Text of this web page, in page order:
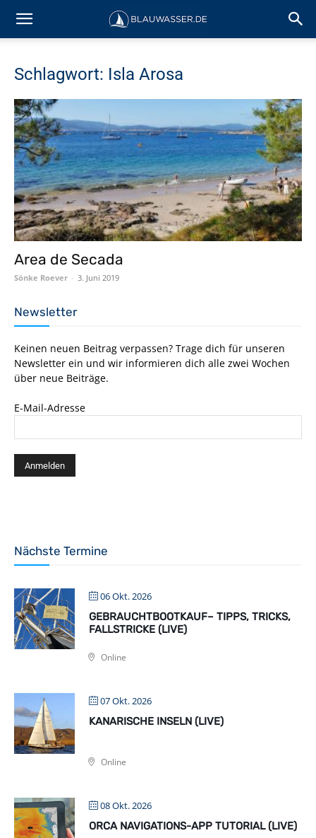
Schlagwort: Isla Arosa
Area de Secada
Sönke Roever - 3. Juni 2019
Newsletter
Keinen neuen Beitrag verpassen? Trage dich für unseren
Newsletter ein und wir informieren dich alle zwei Wochen
über neue Beiträge.
E-Mail-Adresse
Nächste Termine
06 Okt. 2026
GEBRAUCHTBOOTKAUF– TIPPS, TRICKS,
FALLSTRICKE (LIVE)
Online
07 Okt. 2026
KANARISCHE INSELN (LIVE)
Online
08 Okt. 2026
ORCA NAVIGATIONS-APP TUTORIAL (LIVE)